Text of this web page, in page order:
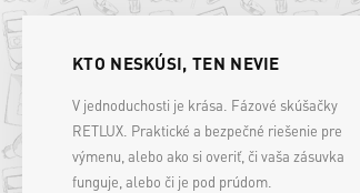
KTO NESKÚSI, TEN NEVIE
V jednoduchosti je krása. Fázové skúšačky
RETLUX. Praktické a bezpečné riešenie pre
výmenu, alebo ako si overiť, či vaša zásuvka
funguje, alebo či je pod prúdom.